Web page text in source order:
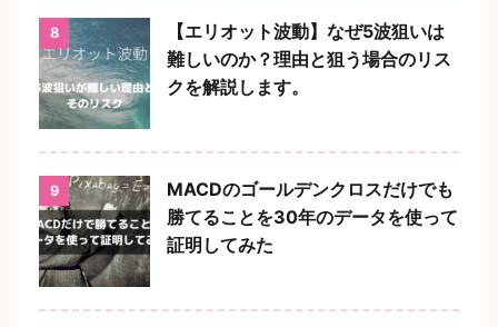
8
【エリオット波動】なぜ5波狙いは
難しいのか？理由と狙う場合のリス
クを解説します。
9
MACDのゴールデンクロスだけでも
勝てることを30年のデータを使って
証明してみた